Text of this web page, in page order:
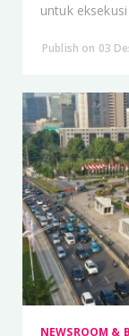
untuk
Publish on 03
NEWSROOM &